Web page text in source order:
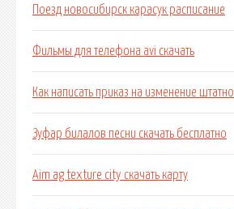
Поезд новосибирск карасук расписание
Фильмы для телефона avi скачать
Как написать приказ на изменение
Зуфар билалов песни скачать бесплатно
Aim ag texture city скачать карту